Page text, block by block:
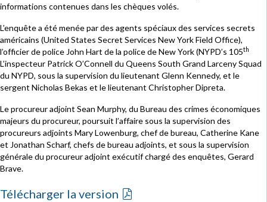
informations contenues dans les chèques volés.
L’enquête a été menée par des agents spéciaux des services secrets
américains (United States Secret Services New York Field Office),
l’officier de police John Hart de la police de New York (NYPD’s 105th
L’inspecteur Patrick O’Connell du Queens South Grand Larceny Squad
du NYPD, sous la supervision du lieutenant Glenn Kennedy, et le
sergent Nicholas Bekas et le lieutenant Christopher Dipreta.
Le procureur adjoint Sean Murphy, du Bureau des crimes économiques
majeurs du procureur, poursuit l’affaire sous la supervision des
procureurs adjoints Mary Lowenburg, chef de bureau, Catherine Kane
et Jonathan Scharf, chefs de bureau adjoints, et sous la supervision
générale du procureur adjoint exécutif chargé des enquêtes, Gerard
Brave.
Télécharger la version